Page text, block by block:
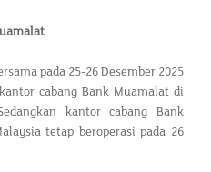
pada 25-26 Desember 2025
cabang Bank Muamalat di
kantor cabang Bank
tetap beroperasi pada 26